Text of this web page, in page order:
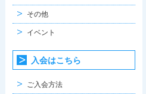
その他
イベント
入会はこちら
ご入会方法